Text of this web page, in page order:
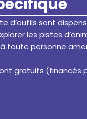
d’outils sont
les pistes
à toute personne
gratuits (financés